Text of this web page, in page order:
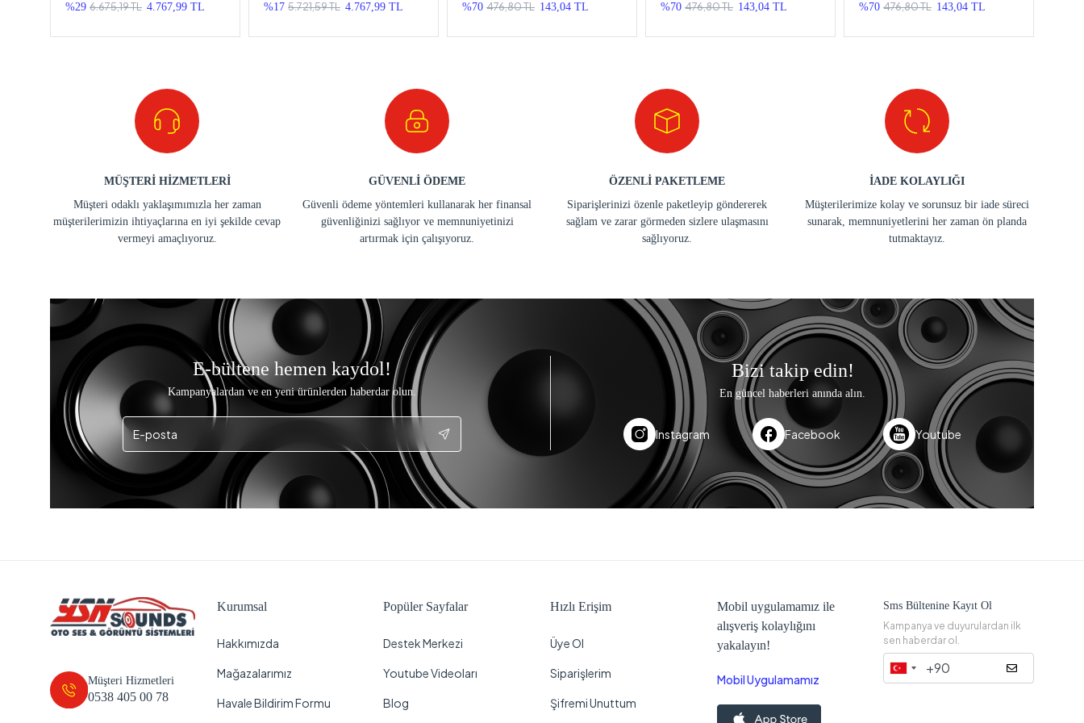
%29 6.675,19 TL 4.767,99 TL
Ambians Aydınlatma
%17 5.721,59 TL 4.767,99 TL %70 476,80 TL 143,04 TL %70 476,80 TL 143,04 TL %70 476,80 TL 143,04 TL
MÜŞTERİ HİZMETLERİ
Müşteri odaklı yaklaşımımızla her zaman
müşterilerimizin ihtiyaçlarına en iyi şekilde cevap
vermeyi amaçlıyoruz.
GÜVENLİ ÖDEME
Güvenli ödeme yöntemleri kullanarak her finansal
güvenliğinizi sağlıyor ve memnuniyetinizi
artırmak için çalışıyoruz.
ÖZENLİ PAKETLEME
Siparişlerinizi özenle paketleyip göndererek
sağlam ve zarar görmeden sizlere ulaşmasını
sağlıyoruz.
İADE KOLAYLIĞI
Müşterilerimize kolay ve sorunsuz bir iade süreci
sunarak, memnuniyetlerini her zaman ön planda
tutmaktayız.
E-bültene hemen kaydol!
Kampanyalardan ve en yeni ürünlerden haberdar olun.
Bizi takip edin!
En güncel haberleri anında alın.
Instagram Facebook Youtube
Müşteri Hizmetleri
0538 405 00 78
Kurumsal
Hakkımızda
Mağazalarımız
Havale Bildirim Formu
Popüler Sayfalar
Destek Merkezi
Youtube Videoları
Blog
Hızlı Erişim
Üye Ol
Siparişlerim
Şifremi Unuttum
Mobil uygulamamız ile
alışveriş kolaylığını
yakalayın!
Mobil Uygulamamız
Sms Bültenine Kayıt Ol
Kampanya ve duyurulardan ilk
sen haberdar ol.